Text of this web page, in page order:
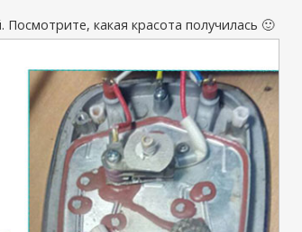
какая красота получилась 🙂